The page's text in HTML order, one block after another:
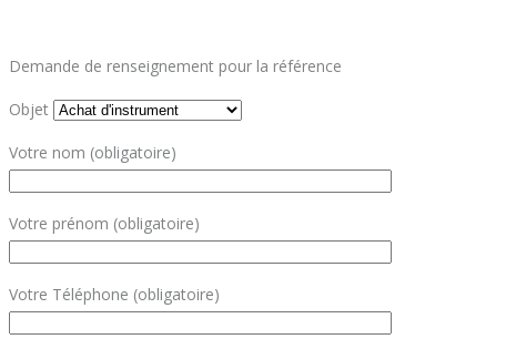
Demande de renseignement pour la référence
Objet
Votre nom (obligatoire)
Votre prénom (obligatoire)
Votre Téléphone (obligatoire)